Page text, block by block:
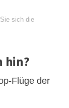
sich die
hin?
Flüge der